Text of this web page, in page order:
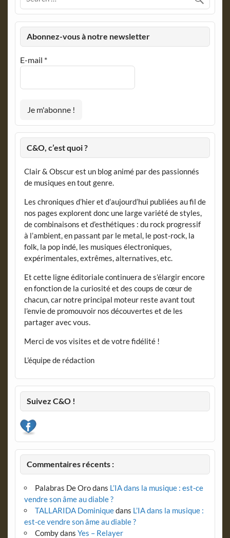
Abonnez-vous à notre newsletter
E-mail *
C&O, c’est quoi ?
Clair & Obscur est un blog animé par des passionnés
de musiques en tout genre.
Les chroniques d’hier et d’aujourd’hui publiées au fil de
nos pages explorent donc une large variété de styles,
de combinaisons et d’esthétiques : du rock progressif
à l’ambient, en passant par le metal, le post-rock, la
folk, la pop indé, les musiques électroniques,
expérimentales, extrêmes, alternatives, etc.
Et cette ligne éditoriale continuera de s’élargir encore
en fonction de la curiosité et des coups de cœur de
chacun, car notre principal moteur reste avant tout
l’envie de promouvoir nos découvertes et de les
partager avec vous.
Merci de vos visites et de votre fidélité !
L’équipe de rédaction
Suivez C&O !
Commentaires récents :
Palabras De Orodans L’IA dans la musique : est-ce
vendre son âme au diable ?
TALLARIDA Dominiquedans L’IA dans la musique :
est-ce vendre son âme au diable ?
Combydans Yes – Relayer